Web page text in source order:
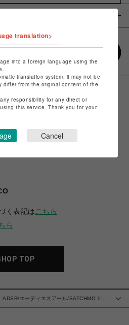
く表記は こちら
ら
TOP
…
ADSR/エーディエスアール/SATCHMO 01c
translation>
into a foreign language using the
translation system, it may not be
differ from the original content of the
responsibility for any direct or
this service. Thank you for your
Cancel